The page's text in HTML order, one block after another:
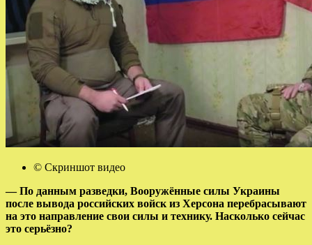
© Скриншот видео
— По данным разведки, Вооружённые силы Украины
после вывода российских войск из Херсона перебрасывают
на это направление свои силы и технику. Насколько сейчас
это серьёзно?